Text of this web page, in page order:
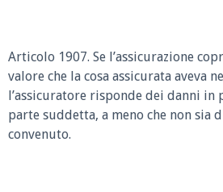
Articolo 1907. Se l’assicurazione
valore che la cosa assicurata aveva
l’assicuratore risponde dei danni in
parte suddetta, a meno che non sia
convenuto.